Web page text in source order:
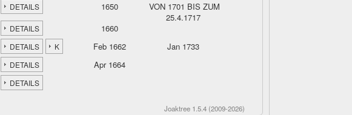
DETAILS 1650
VON 1701 BIS ZUM
25.4.1717
DETAILS
1660
DETAILS K Feb 1662
Jan 1733
DETAILS
Apr 1664
DETAILS
Joaktree 1.5.4 (2009-2026)